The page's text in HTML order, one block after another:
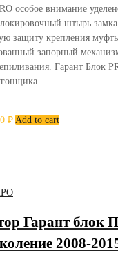
особое внимание
штырь
защиту крепления
запорный
Гарант Блок
₽ Add to cart
Гарант блок
2008-